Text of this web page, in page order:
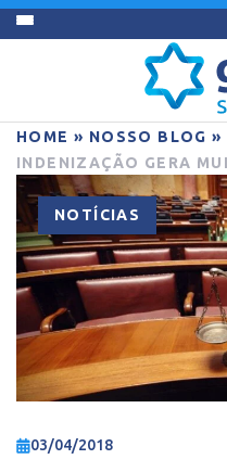
HOME » NOSSO BLOG »
INDENIZAÇÃO GERA
NOTÍCIAS
03/04/2018